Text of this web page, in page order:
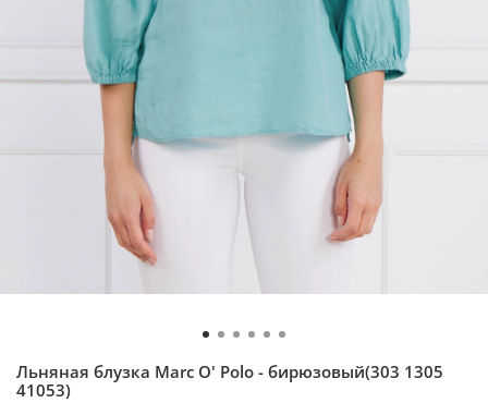
Льняная блузка Marc O' Polo - бирюзовый(303 1305
41053)